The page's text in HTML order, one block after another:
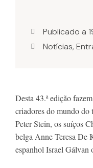
Publicado a
Notícias,
Desta 43.ª edição
criadores do mundo do
Peter Stein, os suíços
belga Anne Teresa De
espanhol Israel